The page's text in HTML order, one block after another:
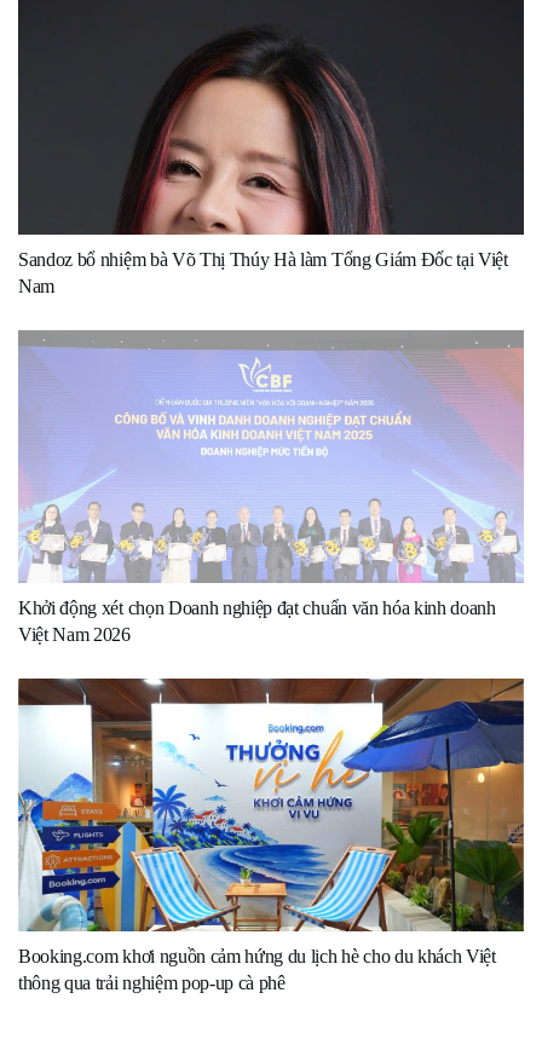
Sandoz bổ nhiệm bà Võ Thị Thúy Hà làm Tổng Giám Đốc tại Việt
Nam
Khởi động xét chọn Doanh nghiệp đạt chuẩn văn hóa kinh doanh
Việt Nam 2026
Booking.com khơi nguồn cảm hứng du lịch hè cho du khách Việt
thông qua trải nghiệm pop-up cà phê